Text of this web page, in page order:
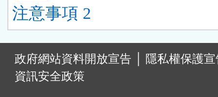
注意事項 2
政府網站資料開放宣告
隱私權保護
資訊安全政策